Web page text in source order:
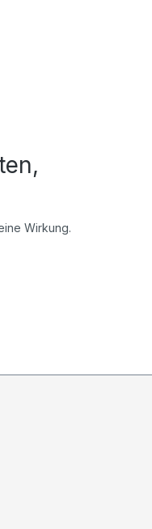
Wirkung.